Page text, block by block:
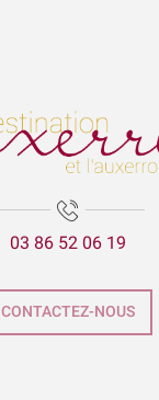
03 86 52 06 19
CONTACTEZ-NOUS